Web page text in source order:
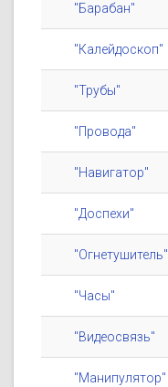
"Барабан"
"Калейдоскоп"
"Трубы"
"Провода"
"Навигатор"
"Доспехи"
"Огнетушитель"
"Часы"
"Видеосвязь"
"Манипулятор"